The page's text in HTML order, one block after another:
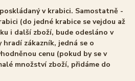
v krabici. Samostatně -
(do jedné krabice se vejdou až
i další zboží, bude odesláno v
hradí zákazník, jedná se o
cenu (pokud by se v
množství zboží, přidáme do